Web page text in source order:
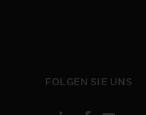
FOLGEN SIE UNS